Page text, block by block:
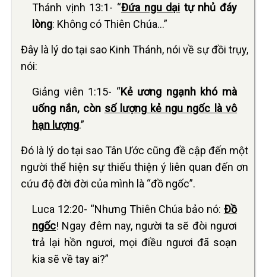
Thánh vịnh 13:1- “Ðứa ngu dại tự nhủ đáy
lòng: Không có Thiên Chúa…”
Đây là lý do tại sao Kinh Thánh, nói về sự đồi trụy,
nói:
Giảng viên 1:15- “Kẻ ương ngạnh khó mà
uống nắn, còn số lượng kẻ ngu ngốc là vô
hạn lượng.”
Đó là lý do tại sao Tân Ước cũng đề cập đến một
người thể hiện sự thiếu thiện ý liên quan đến ơn
cứu độ đời đời của mình là “đồ ngốc”.
Luca 12:20- “Nhưng Thiên Chúa bảo nó: Ðồ
ngốc! Ngay đêm nay, người ta sẽ đòi ngươi
trả lại hồn ngươi, mọi điều ngươi đã soạn
kia sẽ về tay ai?”